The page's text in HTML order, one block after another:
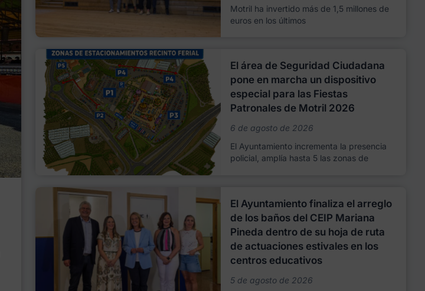
Motril ha invertido más de 1,5 millones de
euros en los últimos
El área de Seguridad Ciudadana
pone en marcha un dispositivo
especial para las Fiestas
Patronales de Motril 2026
6 de agosto de 2026
El Ayuntamiento incrementa la presencia
policial, amplía hasta 5 las zonas de
El Ayuntamiento finaliza el arreglo
de los baños del CEIP Mariana
Pineda dentro de su hoja de ruta
de actuaciones estivales en los
centros educativos
5 de agosto de 2026